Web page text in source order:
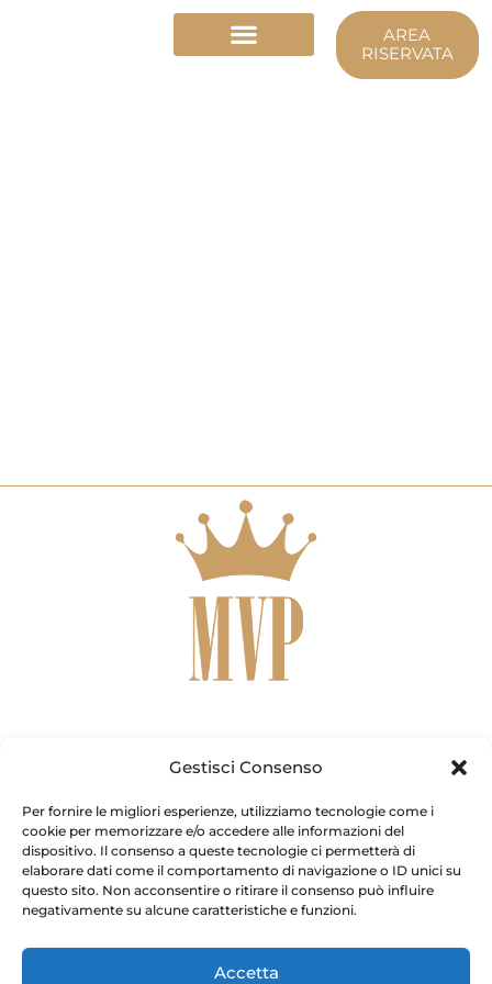
Gestisci Consenso
Per fornire le migliori esperienze, utilizziamo tecnologie come i
cookie per memorizzare e/o accedere alle informazioni del
dispositivo. Il consenso a queste tecnologie ci permetterà di
elaborare dati come il comportamento di navigazione o ID unici su
questo sito. Non acconsentire o ritirare il consenso può influire
negativamente su alcune caratteristiche e funzioni.
Accetta
AREA
RISERVATA
F
a
c
e
b
o
o
-
T
w
i
t
t
e
r
I
n
s
t
a
g
r
m
Y
o
u
t
u
b
e
W
h
a
t
s
a
p
Copyright © [current_year] – Pieralisi Maria Vittoria. Tutti i
diritti riservati.
Pieralisi Maria Vittoria – Via Genova, 10 – Fiano Romano (RM) –